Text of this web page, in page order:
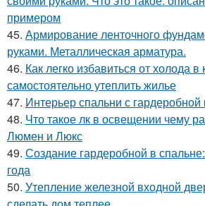
примером
45. Армирование ленточного
руками. Металлическая арматура.
46. Как легко избавиться от холода в
самостоятельно утеплить жилье
47. Интерьер спальни с
48. Что такое лк в освещении чему
Люмен и Люкс
49. Создание гардеробной в
года
50. Утепление железной входной